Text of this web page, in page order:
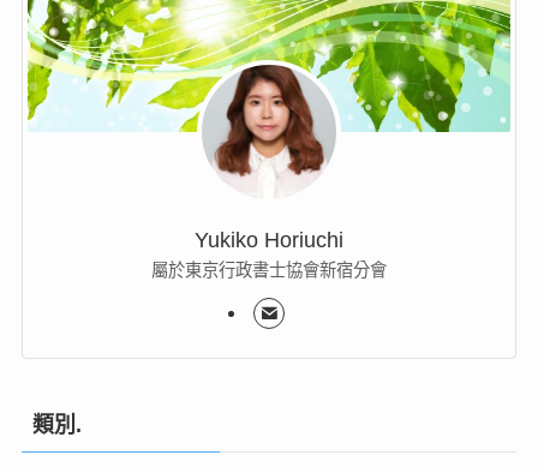
Yukiko Horiuchi
屬於東京行政書士協會新宿分會
類別.